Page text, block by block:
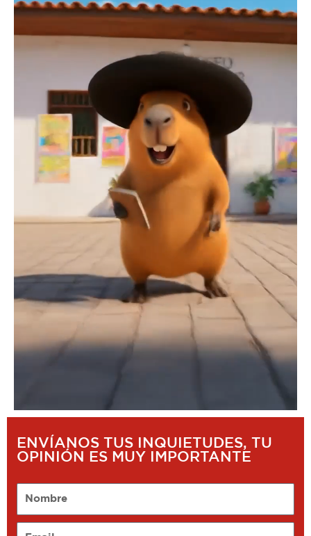
ENVÍANOS TUS INQUIETUDES, TU
OPINIÓN ES MUY IMPORTANTE